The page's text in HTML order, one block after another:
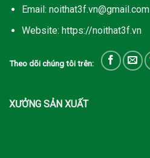
Email: noithat3f.vn@gmail.com
Website: https://noithat3f.vn
Theo dõi chúng tôi trên:
XƯỞNG SẢN XUẤT